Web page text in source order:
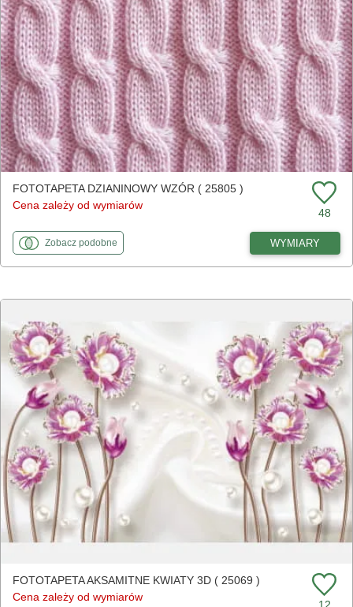
FOTOTAPETA DZIANINOWY WZÓR ( 25805 )
Cena zależy od wymiarów
48
Zobaczfototapety
podobnedo Dzianinowy wzór WYMIARY
FOTOTAPETA AKSAMITNE KWIATY 3D ( 25069 )
Cena zależy od wymiarów